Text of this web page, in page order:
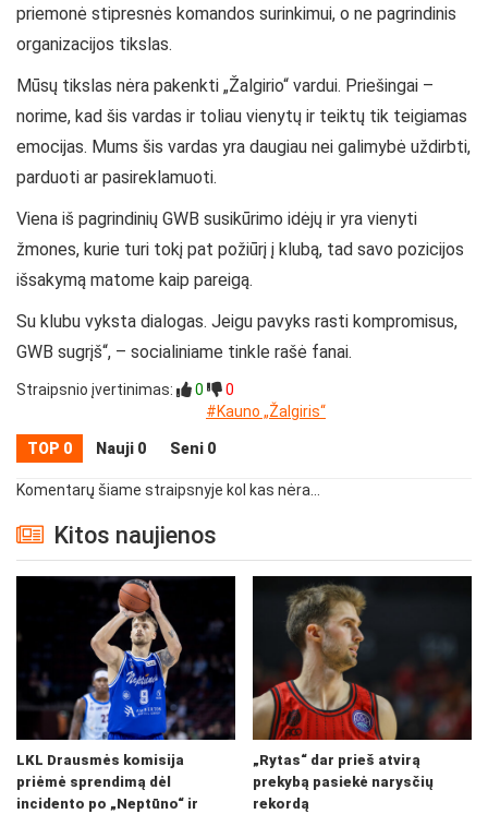
priemonė stipresnės komandos surinkimui, o ne pagrindinis
organizacijos tikslas.
Mūsų tikslas nėra pakenkti „Žalgirio“ vardui. Priešingai –
norime, kad šis vardas ir toliau vienytų ir teiktų tik teigiamas
emocijas. Mums šis vardas yra daugiau nei galimybė uždirbti,
parduoti ar pasireklamuoti.
Viena iš pagrindinių GWB susikūrimo idėjų ir yra vienyti
žmones, kurie turi tokį pat požiūrį į klubą, tad savo pozicijos
išsakymą matome kaip pareigą.
Su klubu vyksta dialogas. Jeigu pavyks rasti kompromisus,
GWB sugrįš“, – socialiniame tinkle rašė fanai.
Straipsnio įvertinimas: 0
0
#Kauno „Žalgiris“
TOP 0 Nauji 0 Seni 0
Komentarų šiame straipsnyje kol kas nėra...
Kitos naujienos
LKL Drausmės komisija
priėmė sprendimą dėl
incidento po „Neptūno“ ir
„Rytas“ dar prieš atvirą
prekybą pasiekė narysčių
rekordą